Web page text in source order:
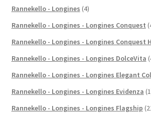
Rannekello - Longines (4)
Rannekello - Longines - Longines Conquest
Rannekello - Longines - Longines Conquest
Rannekello - Longines - Longines DolceVita
Rannekello - Longines - Longines Elegant
Rannekello - Longines - Longines Evidenza
Rannekello - Longines - Longines Flagship